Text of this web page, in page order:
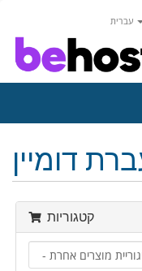
דומיין
קטגוריות